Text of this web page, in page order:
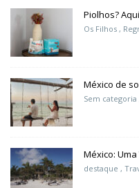
Piolhos?
Os Filhos ,
México de
Sem categoria
México:
destaque ,